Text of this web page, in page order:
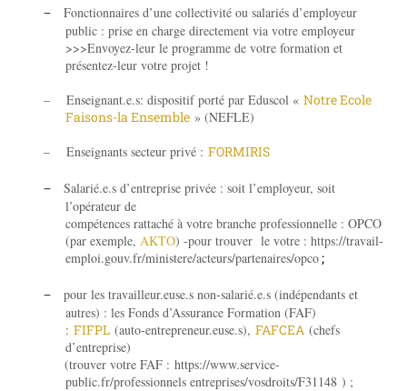
–
Fonctionnaires d’une collectivité ou salariés d’employeur
public : prise en charge directement via votre employeur
>>>Envoyez-leur le programme de votre formation et
présentez-leur votre projet !
– Enseignant.e.s: dispositif porté par Eduscol « Notre Ecole
Faisons-la Ensemble » (NEFLE)
– Enseignants secteur privé : FORMIRIS
–
Salarié.e.s d’entreprise privée : soit l’employeur, soit
l’opérateur de
compétences rattaché à votre branche professionnelle : OPCO
(par exemple, AKTO) -pour trouver le votre : https://travail-
emploi.gouv.fr/ministere/acteurs/partenaires/opco ;
–
pour les travailleur.euse.s non-salarié.e.s (indépendants et
autres) : les Fonds d’Assurance Formation (FAF)
: FIFPL (auto-entrepreneur.euse.s), FAFCEA (chefs
d’entreprise)
(trouver votre FAF : https://www.service-
public.fr/professionnels entreprises/vosdroits/F31148 ) ;